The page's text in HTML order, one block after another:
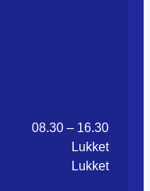
08.30 – 16.30
Lukket
Lukket